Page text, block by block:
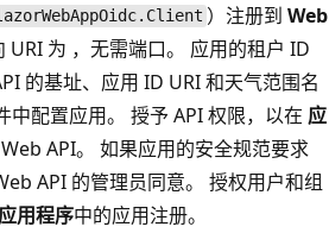
）注册到 Web
URI 为 ，无需端口。 应用的租户 ID
的基址、应用 ID URI 和天气范围名
中配置应用。 授予 API 权限，以在 应
API。 如果应用的安全规范要求
API 的管理员同意。 授权用户和组
用程序中的应用注册。